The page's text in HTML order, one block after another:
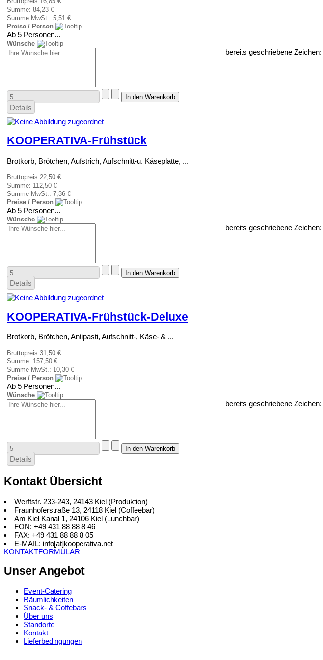
Summe: 84,23 €
Summe MwSt.: 5,51 €
Preise / Person
Ab 5 Personen...
Wünsche
bereits geschriebene Zeichen:
Details
KOOPERATIVA-Frühstück
Brotkorb, Brötchen, Aufstrich, Aufschnitt-u. Käseplatte, ...
Bruttopreis:22,50 €
Summe: 112,50 €
Summe MwSt.: 7,36 €
Preise / Person
Ab 5 Personen...
Wünsche
bereits geschriebene Zeichen:
Details
KOOPERATIVA-Frühstück-Deluxe
Brotkorb, Brötchen, Antipasti, Aufschnitt-, Käse- & ...
Bruttopreis:31,50 €
Summe: 157,50 €
Summe MwSt.: 10,30 €
Preise / Person
Ab 5 Personen...
Wünsche
bereits geschriebene Zeichen:
Details
Kontakt Übersicht
Werftstr. 233-243, 24143 Kiel (Produktion)
Fraunhoferstraße 13, 24118 Kiel (Coffeebar)
Am Kiel Kanal 1, 24106 Kiel (Lunchbar)
FON: +49 431 88 88 8 46
FAX: +49 431 88 88 8 05
E-MAIL: info[at]kooperativa.net
KONTAKTFORMULAR
Unser Angebot
Event-Catering
Räumlichkeiten
Snack- & Coffebars
Über uns
Standorte
Kontakt
Lieferbedingungen